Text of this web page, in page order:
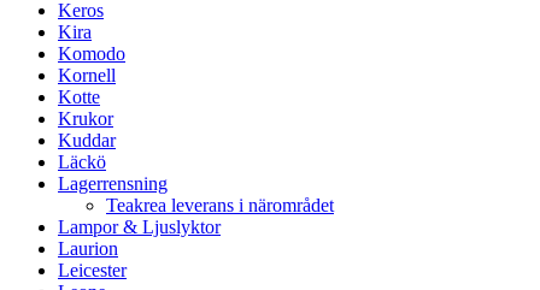
Keros
Kira
Komodo
Kornell
Kotte
Krukor
Kuddar
Läckö
Lagerrensning
Teakrea leverans i närområdet
Lampor & Ljuslyktor
Laurion
Leicester